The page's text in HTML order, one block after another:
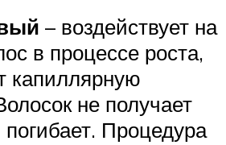
– воздействует на
в процессе роста,
капиллярную
не получает
Процедура